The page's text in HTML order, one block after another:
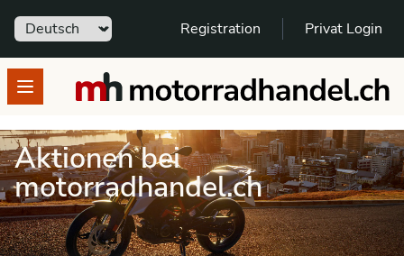
Sprache Registration Privat Login
Open menumotorradhandel.ch
Aktionen bei
motorradhandel.ch